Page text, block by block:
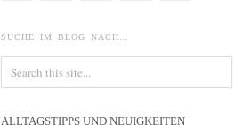
SUCHE IM BLOG NACH…
ALLTAGSTIPPS UND NEUIGKEITEN